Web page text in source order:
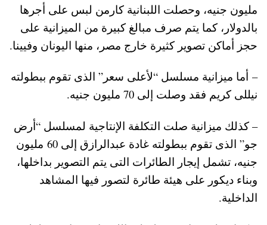
مليون جنيه، وحصلت اللبنانية كارمن لبس على أجرها
بالدولار، كما يتم صرف مبالغ كبيرة من الميزانية على
حجز أماكن تصوير كثيرة خارج مصر، منها اليونان وفيينا.
– أما ميزانية مسلسل “لأعلى سعر” الذى تقوم ببطولته
نيللى كريم فقد وصلت إلى 70 مليون جنيه.
– كذلك ميزانية صلت التكلفة الإنتاجية لمسلسل “أرض
جو” الذى تقوم ببطولته غادة عبدالرازق إلى 60 مليون
جنيه، تشمل إيجار الطائرات التى يتم التصوير بداخلها،
وبناء ديكور على هيئة طائرة لتصور فيها المشاهد
الداخلية.